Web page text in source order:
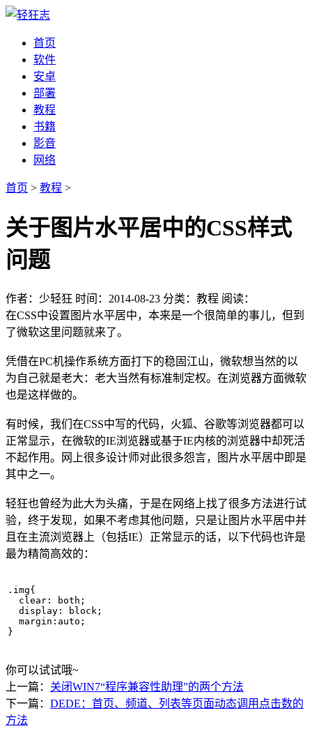
首页
软件
安卓
部署
教程
书籍
影音
网络
首页 > 教程 >
关于图片水平居中的CSS样式
问题
作者：少轻狂 时间：2014-08-23 分类：教程 阅读：
在CSS中设置图片水平居中，本来是一个很简单的事儿，但到
了微软这里问题就来了。
凭借在PC机操作系统方面打下的稳固江山，微软想当然的以
为自己就是老大：老大当然有标准制定权。在浏览器方面微软
也是这样做的。
有时候，我们在CSS中写的代码，火狐、谷歌等浏览器都可以
正常显示，在微软的IE浏览器或基于IE内核的浏览器中却死活
不起作用。网上很多设计师对此很多怨言，图片水平居中即是
其中之一。
轻狂也曾经为此大为头痛，于是在网络上找了很多方法进行试
验，终于发现，如果不考虑其他问题，只是让图片水平居中并
且在主流浏览器上（包括IE）正常显示的话，以下代码也许是
最为精简高效的：
.img{
  clear: both;
  display: block;
  margin:auto;
}
你可以试试哦~
上一篇： 关闭WIN7“程序兼容性助理”的两个方法
下一篇： DEDE：首页、频道、列表等页面动态调用点击数的
方法